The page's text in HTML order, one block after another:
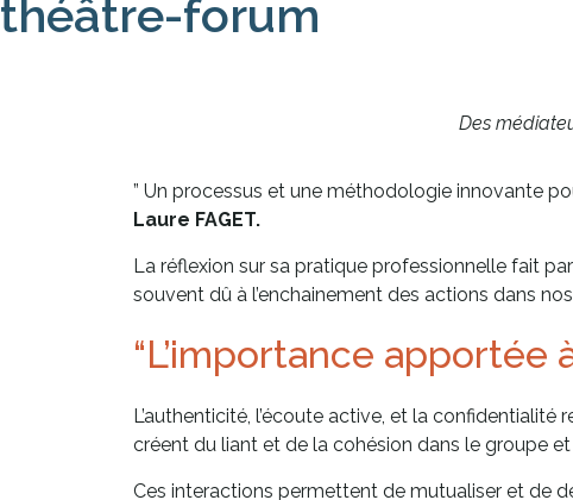
théâtre-forum
Des
” Un processus et une méthodologie innovante
Laure FAGET.
La réflexion sur sa pratique professionnelle fait
souvent dû à l’enchainement des actions dans
“L’importance apportée
L’authenticité, l’écoute active, et la
créent du liant et de la cohésion dans le groupe
Ces interactions permettent de mutualiser et de